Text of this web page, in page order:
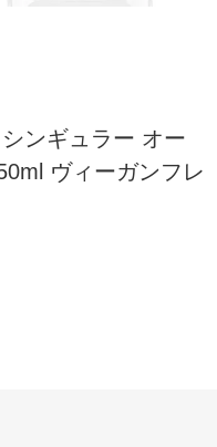
ンギュラー オー
ヴィーガンフレ